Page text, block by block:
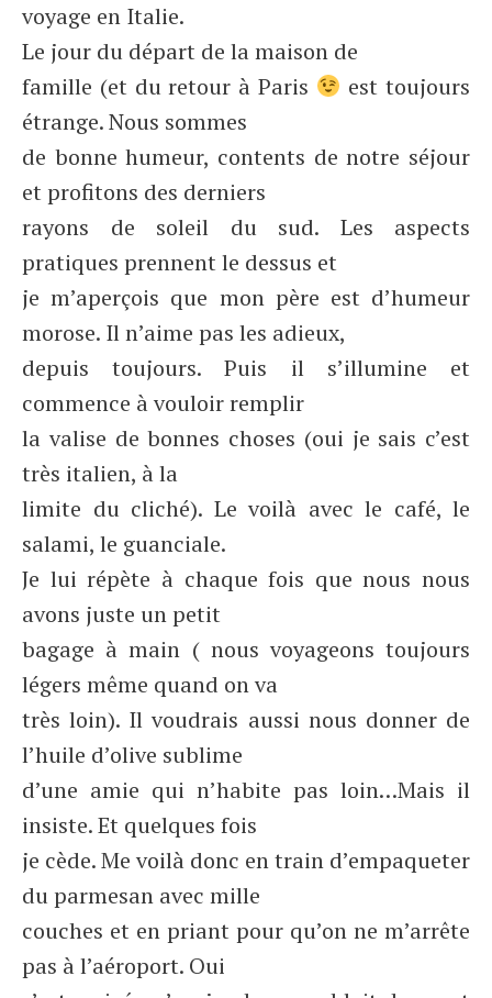
voyage en Italie.
Le jour du départ de la maison de
famille (et du retour à Paris
est toujours
étrange. Nous sommes
de bonne humeur, contents de notre séjour
et profitons des derniers
rayons de soleil du sud. Les aspects
pratiques prennent le dessus et
je m’aperçois que mon père est d’humeur
morose. Il n’aime pas les adieux,
depuis toujours. Puis il s’illumine et
commence à vouloir remplir
la valise de bonnes choses (oui je sais c’est
très italien, à la
limite du cliché). Le voilà avec le café, le
salami, le guanciale.
Je lui répète à chaque fois que nous nous
avons juste un petit
bagage à main ( nous voyageons toujours
légers même quand on va
très loin). Il voudrais aussi nous donner de
l’huile d’olive sublime
d’une amie qui n’habite pas loin…Mais il
insiste. Et quelques fois
je cède. Me voilà donc en train d’empaqueter
du parmesan avec mille
couches et en priant pour qu’on ne m’arrête
pas à l’aéroport. Oui